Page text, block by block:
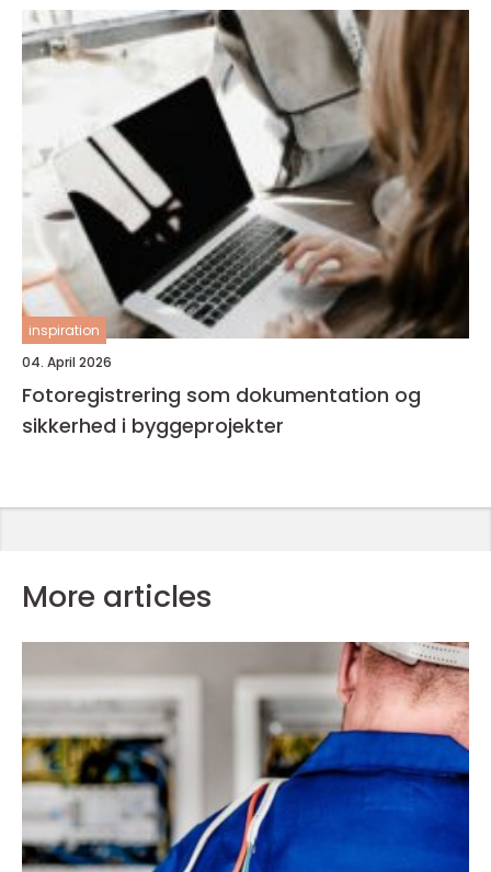
inspiration
04. April 2026
Fotoregistrering som dokumentation og
sikkerhed i byggeprojekter
More articles